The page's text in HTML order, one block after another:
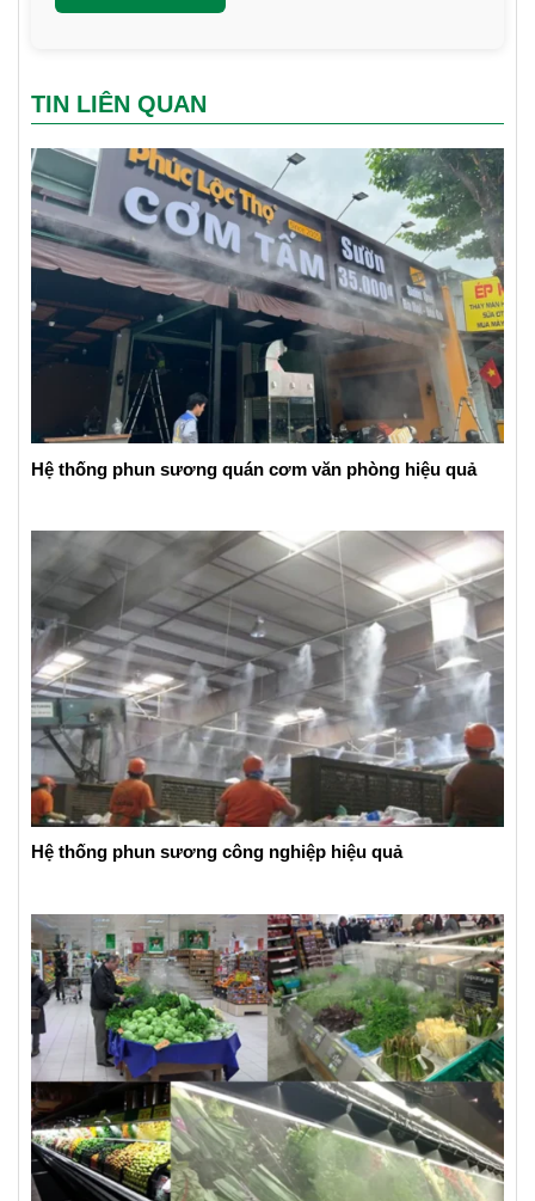
TIN LIÊN QUAN
Hệ thống phun sương quán cơm văn phòng hiệu quả
Hệ thống phun sương công nghiệp hiệu quả